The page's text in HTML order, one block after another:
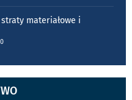
straty materiałowe i